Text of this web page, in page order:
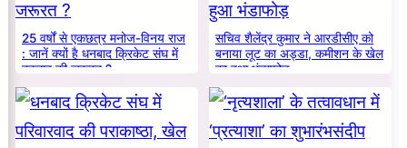
25 वर्षों से एकछत्र मनोज-विनय राज
: जानें क्यों है धनबाद क्रिकेट संघ में
बदलाव की जरूरत ?
सचिव शैलेंद्र कुमार ने आरडीसीए को
बनाया लूट का अड्डा, कमीशन के खेल
का हुआ भंडाफोड़